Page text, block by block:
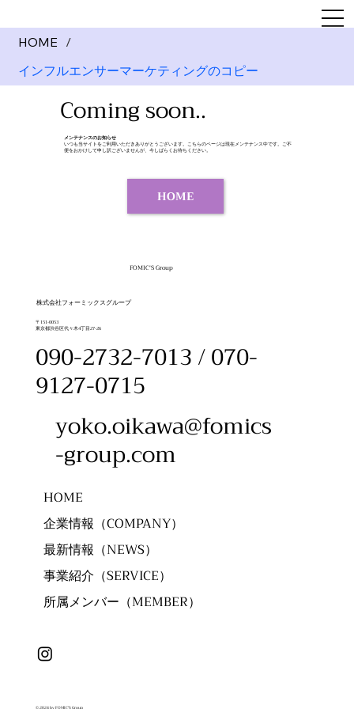
Coming soon..
メンテナンスのお知らせ
いつも当サイトをご利用いただきありがとうございます。こちらのページは現在メンテナンス中です。ご不
便をおかけして申し訳ございませんが、今しばらくお待ちください。
HOME
HOME /
インフルエンサーマーケティングのコピー
FOMIC'S Group
​株式会社フォーミックスグループ
〒151-0053
東京都渋谷区代々木4丁目27-26
090-2732-7013 / 070-
9127-0715
yoko.oikawa@fomics
-group.com
HOME
企業情報（COMPANY）
最新情報（NEWS）
事業紹介（SERVICE）
所属メンバー（MEMBER）